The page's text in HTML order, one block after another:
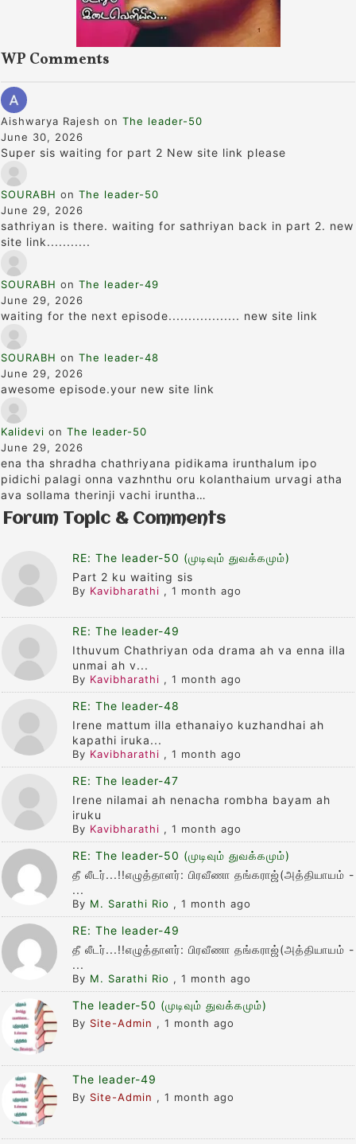
WP Comments
Aishwarya Rajesh on The leader-50
June 30, 2026
Super sis waiting for part 2 New site link please
SOURABH on The leader-50
June 29, 2026
sathriyan is there. waiting for sathriyan back in part 2. new
site link...........
SOURABH on The leader-49
June 29, 2026
waiting for the next episode.................. new site link
SOURABH on The leader-48
June 29, 2026
awesome episode.your new site link
Kalidevi on The leader-50
June 29, 2026
ena tha shradha chathriyana pidikama irunthalum ipo
pidichi palagi onna vazhnthu oru kolanthaium urvagi atha
ava sollama therinji vachi iruntha…
Forum Topic & Comments
RE: The leader-50 (முடிவும் துவக்கமும்)
Part 2 ku waiting sis
By Kavibharathi , 1 month ago
RE: The leader-49
Ithuvum Chathriyan oda drama ah va enna illa
unmai ah v...
By Kavibharathi , 1 month ago
RE: The leader-48
Irene mattum illa ethanaiyo kuzhandhai ah
kapathi iruka...
By Kavibharathi , 1 month ago
RE: The leader-47
Irene nilamai ah nenacha rombha bayam ah
iruku
By Kavibharathi , 1 month ago
RE: The leader-50 (முடிவும் துவக்கமும்)
தீ லீடர்...!!எழுத்தாளர்: பிரவீணா தங்கராஜ்(அத்தியாயம் -
...
By M. Sarathi Rio , 1 month ago
RE: The leader-49
தீ லீடர்...!!எழுத்தாளர்: பிரவீணா தங்கராஜ்(அத்தியாயம் -
...
By M. Sarathi Rio , 1 month ago
The leader-50 (முடிவும் துவக்கமும்)
By Site-Admin , 1 month ago
The leader-49
By Site-Admin , 1 month ago